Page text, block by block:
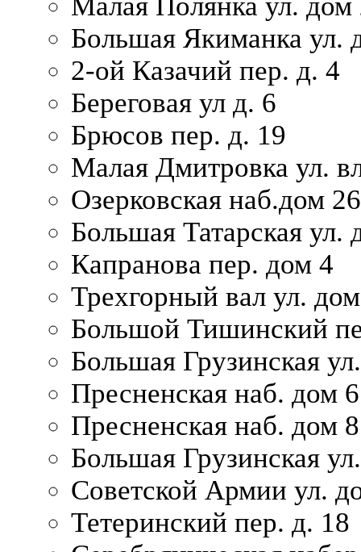
Большая Якиманка ул.
2-ой Казачий пер. д. 4
Береговая ул д. 6
Брюсов пер. д. 19
Малая Дмитровка ул.
Озерковская наб.дом 26
Большая Татарская ул.
Капранова пер. дом 4
Трехгорный вал ул.
Большой Тишинский
Большая Грузинская
Пресненская наб. дом
Пресненская наб. дом 8
Большая Грузинская
Советской Армии ул.
Тетеринский пер. д. 18